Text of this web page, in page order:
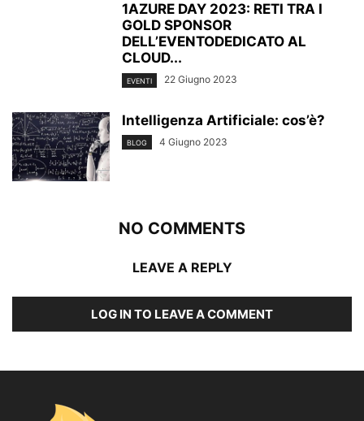
1AZURE DAY 2023: RETI TRA I
GOLD SPONSOR
DELL’EVENTODEDICATO AL
CLOUD...
EVENTI 22 Giugno 2023
Intelligenza Artificiale: cos’è?
BLOG 4 Giugno 2023
NO COMMENTS
LEAVE A REPLY
LOG IN TO LEAVE A COMMENT